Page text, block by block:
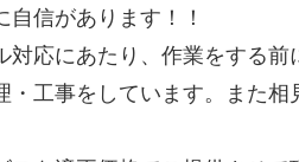
信があります！！
応にあたり、作業をする前
工事をしています。また相